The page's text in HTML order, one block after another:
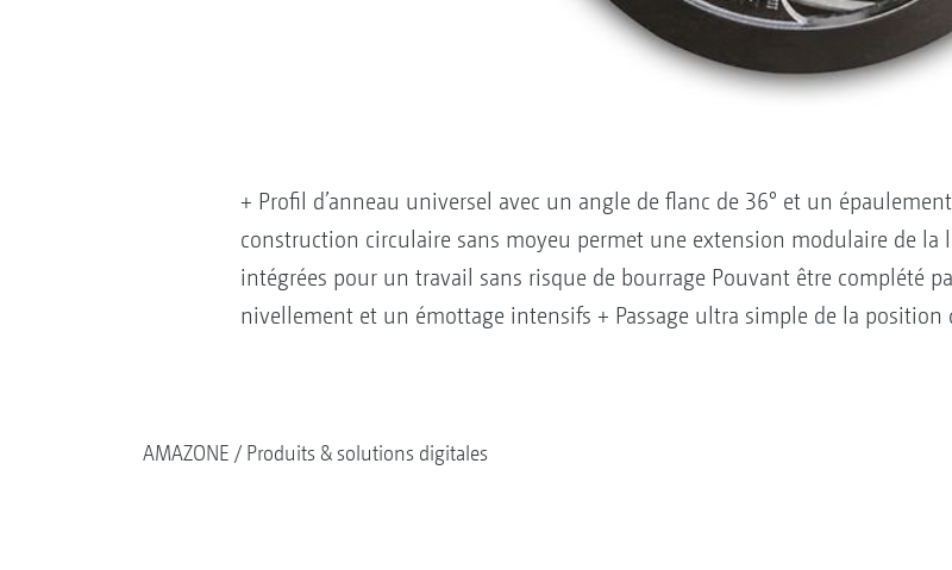
+ Profil d’anneau universel avec un angle de flanc de 36° et un
construction circulaire sans moyeu permet une extension modulaire de la
intégrées pour un travail sans risque de bourrage Pouvant être complété
nivellement et un émottage intensifs + Passage ultra simple de la
AMAZONE Produits & solutions digitales